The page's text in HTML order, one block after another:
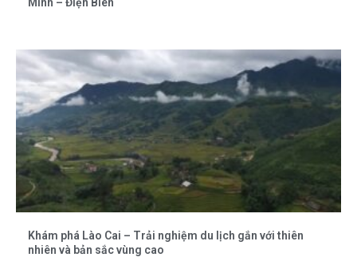
Minh – Điện Biên
Khám phá Lào Cai – Trải nghiệm du lịch gắn với thiên
nhiên và bản sắc vùng cao